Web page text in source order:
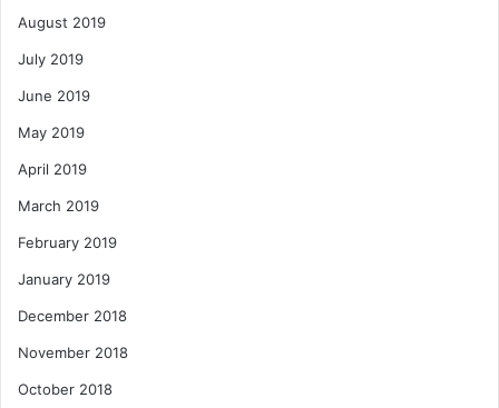
August 2019
July 2019
June 2019
May 2019
April 2019
March 2019
February 2019
January 2019
December 2018
November 2018
October 2018